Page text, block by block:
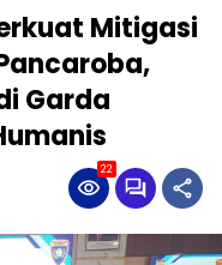
Mitigasi
Garda
22